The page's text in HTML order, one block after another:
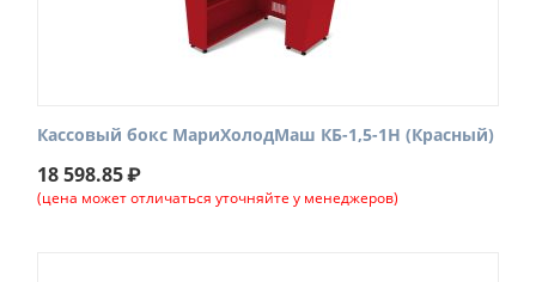
Кассовый бокс МариХолодМаш КБ-1,5-1Н (Красный)
18 598.85₽
(цена может отличаться уточняйте у менеджеров)